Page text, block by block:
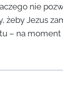
nie
Jezus
– na